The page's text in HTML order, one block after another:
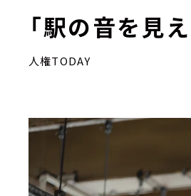
「駅の音を見
人権TODAY